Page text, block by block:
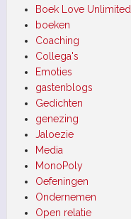
Boek Love Unlimited
boeken
Coaching
Collega's
Emoties
gastenblogs
Gedichten
genezing
Jaloezie
Media
MonoPoly
Oefeningen
Ondernemen
Open relatie